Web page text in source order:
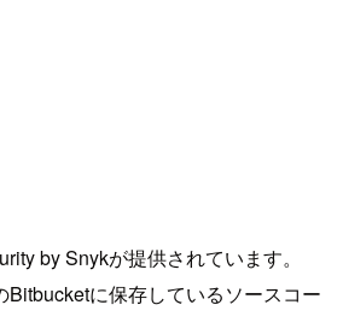
by Snykが提供されています。
に保存しているソースコー